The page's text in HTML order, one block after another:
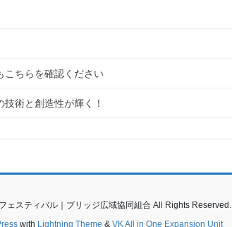
こちらを確認ください
術と創造性が輝く！
ェスティバル｜ブリッジ広域協同組合 All Rights Reserved.
with Lightning Theme & VK All in One Expansion Unit